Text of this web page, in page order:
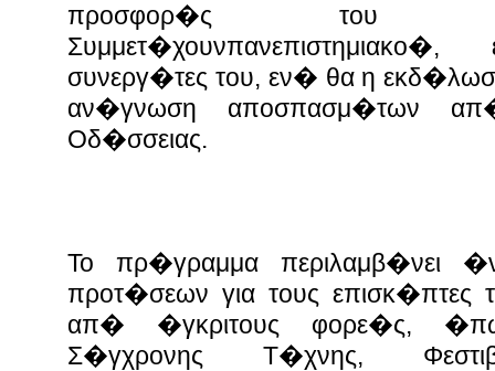
προσφορ�ς του
συνεργ�τες του, εν� θα η
αν�γνωση αποσπασμ�των
Οδ�σσειας.
Το πρ�γραμμα περιλαμβ�νει
προτ�σεων για τους
απ� �γκριτους φορε�ς,
Σ�γχρονης Τ�χνης,